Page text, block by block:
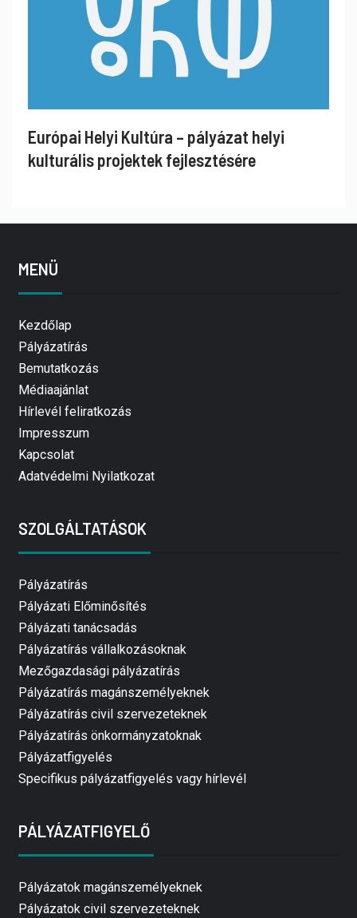
Európai Helyi Kultúra – pályázat helyi
kulturális projektek fejlesztésére
MENÜ
Kezdőlap
Pályázatírás
Bemutatkozás
Médiaajánlat
Hírlevél feliratkozás
Impresszum
Kapcsolat
Adatvédelmi Nyilatkozat
SZOLGÁLTATÁSOK
Pályázatírás
Pályázati Előminősítés
Pályázati tanácsadás
Pályázatírás vállalkozásoknak
Mezőgazdasági pályázatírás
Pályázatírás magánszemélyeknek
Pályázatírás civil szervezeteknek
Pályázatírás önkormányzatoknak
Pályázatfigyelés
Specifikus pályázatfigyelés vagy hírlevél
PÁLYÁZATFIGYELŐ
Pályázatok magánszemélyeknek
Pályázatok civil szervezeteknek